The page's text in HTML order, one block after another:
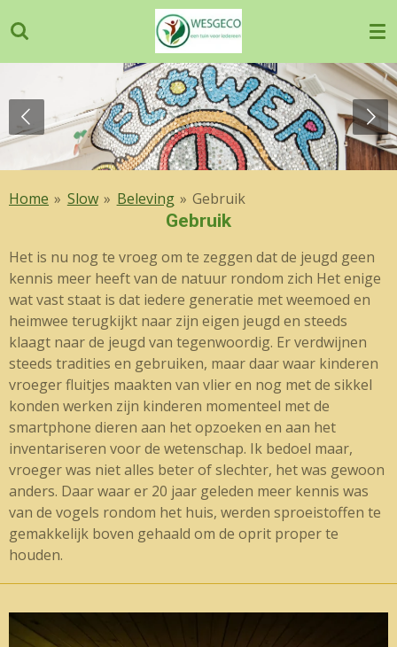
direct
naar
hoofdinhoud
Home » Slow » Beleving » Gebruik
Gebruik
Het is nu nog te vroeg om te zeggen dat de jeugd geen
kennis meer heeft van de natuur rondom zich Het enige
wat vast staat is dat iedere generatie met weemoed en
heimwee terugkijkt naar zijn eigen jeugd en steeds
klaagt naar de jeugd van tegenwoordig. Er verdwijnen
steeds tradities en gebruiken, maar daar waar kinderen
vroeger fluitjes maakten van vlier en nog met de sikkel
konden werken zijn kinderen momenteel met de
smartphone dieren aan het opzoeken en aan het
inventariseren voor de wetenschap. Ik bedoel maar,
vroeger was niet alles beter of slechter, het was gewoon
anders. Daar waar er 20 jaar geleden meer kennis was
van de vogels rondom het huis, werden sproeistoffen te
gemakkelijk boven gehaald om de oprit proper te
houden.